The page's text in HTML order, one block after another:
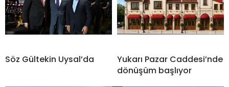
Söz Gültekin Uysal’da
Yukarı Pazar Caddesi’nde
dönüşüm başlıyor